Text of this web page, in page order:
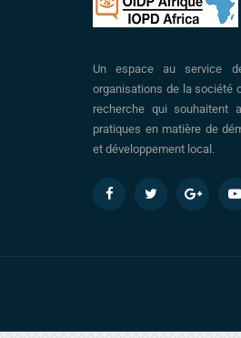
Un espace au service
organisations de la société
recherche qui souhaitent
pratiques en matière de
et développement local.